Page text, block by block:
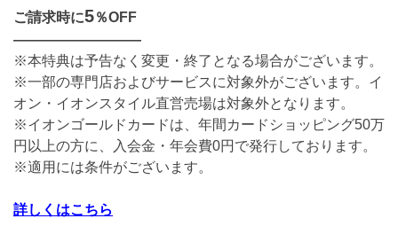
ご請求時に5％OFF
―――――――――
※本特典は予告なく変更・終了となる場合がございます。
※一部の専門店およびサービスに対象外がございます。イ
オン・イオンスタイル直営売場は対象外となります。
※イオンゴールドカードは、年間カードショッピング50万
円以上の方に、入会金・年会費0円で発行しております。
※適用には条件がございます。
詳しくはこちら